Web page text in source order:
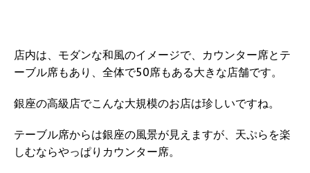
店内は、モダンな和風のイメージで、カウンター席とテ
ーブル席もあり、全体で50席もある大きな店舗です。
銀座の高級店でこんな大規模のお店は珍しいですね。
テーブル席からは銀座の風景が見えますが、天ぷらを楽
しむならやっぱりカウンター席。